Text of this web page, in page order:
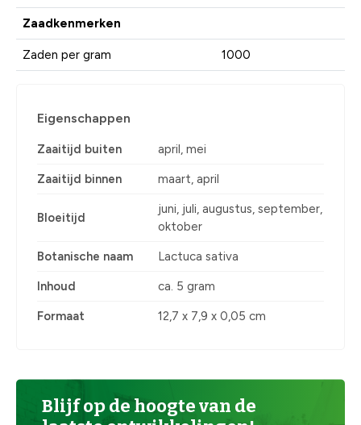
Zaadkenmerken
Zaden per gram 1000
Eigenschappen
Zaaitijd buiten april, mei
Zaaitijd binnen maart, april
Bloeitijd
juni, juli, augustus, september,
oktober
Botanische naam Lactuca sativa
Inhoud ca. 5 gram
Formaat 12,7 x 7,9 x 0,05 cm
Blijf op de hoogte van de